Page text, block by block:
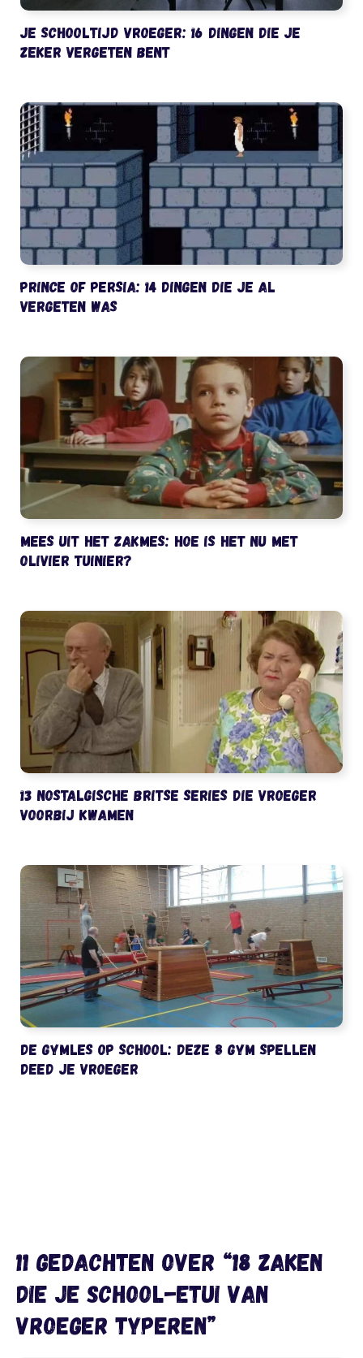
Je schooltijd vroeger: 16 dingen die je
zeker vergeten bent
Prince of Persia: 14 dingen die je al
vergeten was
Mees uit het Zakmes: hoe is het nu met
Olivier Tuinier?
13 nostalgische Britse series die vroeger
voorbij kwamen
De gymles op school: deze 8 gym spellen
deed je vroeger
11 gedachten over “18 zaken
die je school-etui van
vroeger typeren”